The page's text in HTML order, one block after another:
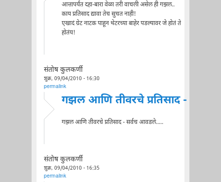
आत्तापर्यंत दहा-बारा वेळा तरी वाचली असेल ही गझल..
काय प्रतिसाद द्यावा तेच सुचत नाही!
एखादं ग्रेट नाटक पाहून थेटरच्या बाहेर पडल्यावर जे होतं ते
होतंय!
संतोष कुलकर्णी
शुक्र, 09/04/2010 - 16:30
permalink
गझल आणि तीवरचे प्रतिसाद -
गझल आणि तीवरचे प्रतिसाद - सर्वच आवडले.....
संतोष कुलकर्णी
शुक्र, 09/04/2010 - 16:35
permalink